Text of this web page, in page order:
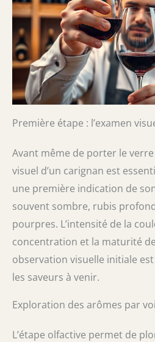
Première étape : l’examen
Avant même de porter le verre
visuel d’un carignan est
une première indication de
souvent sombre, rubis
pourpres. L’intensité de la
concentration et la maturité
observation visuelle initiale
les saveurs à venir.
Exploration des arômes par
L’étape olfactive permet de